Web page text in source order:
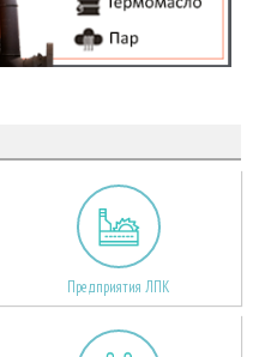
Предприятия ЛПК